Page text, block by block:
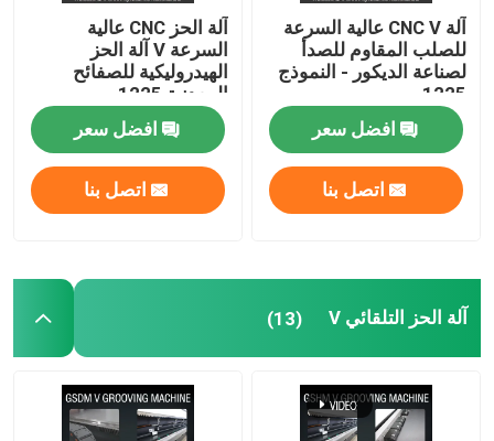
آلة CNC V عالية السرعة
للصلب المقاوم للصدأ
لصناعة الديكور - النموذج
1225
افضل سعر
اتصل بنا
آلة الحز CNC عالية
السرعة V آلة الحز
الهيدروليكية للصفائح
المعدنية 1225
افضل سعر
اتصل بنا
آلة الحز التلقائي V (13)